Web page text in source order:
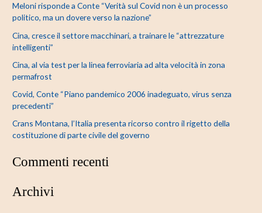
a
Meloni risponde a Conte “Verità sul Covid non è un processo
politico, ma un dovere verso la nazione”
Cina, cresce il settore macchinari, a trainare le “attrezzature
intelligenti”
Cina, al via test per la linea ferroviaria ad alta velocità in zona
permafrost
Covid, Conte “Piano pandemico 2006 inadeguato, virus senza
precedenti”
Crans Montana, l’Italia presenta ricorso contro il rigetto della
costituzione di parte civile del governo
Commenti recenti
Archivi